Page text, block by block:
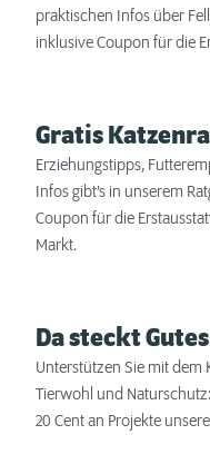
praktischen Infos über
inklusive Coupon für die
Gratis
Erziehungstipps,
Infos gibt’s in unserem
Coupon für die
Markt.
Da steckt
Unterstützen Sie mit dem
Tierwohl und
20 Cent an Projekte